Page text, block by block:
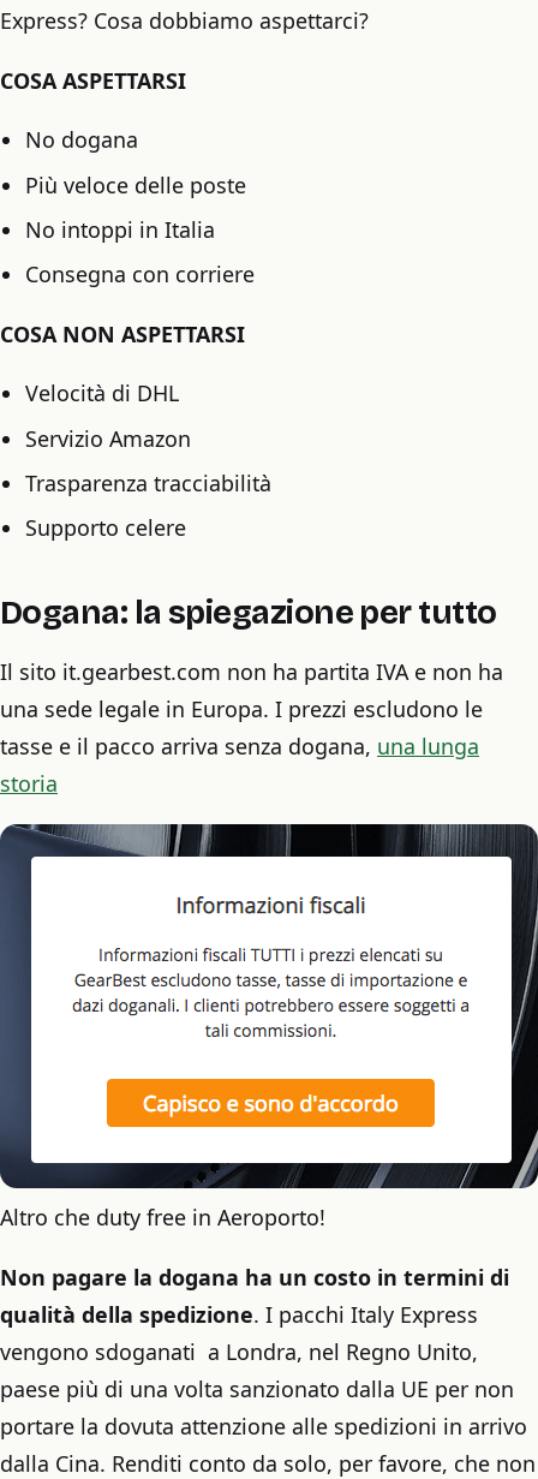
Express? Cosa dobbiamo aspettarci?
COSA ASPETTARSI
No dogana
Più veloce delle poste
No intoppi in Italia
Consegna con corriere
COSA NON ASPETTARSI
Velocità di DHL
Servizio Amazon
Trasparenza tracciabilità
Supporto celere
Dogana: la spiegazione per tutto
Il sito it.gearbest.com non ha partita IVA e non ha
una sede legale in Europa. I prezzi escludono le
tasse e il pacco arriva senza dogana, una lunga
storia
Altro che duty free in Aeroporto!
Non pagare la dogana ha un costo in termini di
qualità della spedizione. I pacchi Italy Express
vengono sdoganati a Londra, nel Regno Unito,
paese più di una volta sanzionato dalla UE per non
portare la dovuta attenzione alle spedizioni in arrivo
dalla Cina. Renditi conto da solo, per favore, che non